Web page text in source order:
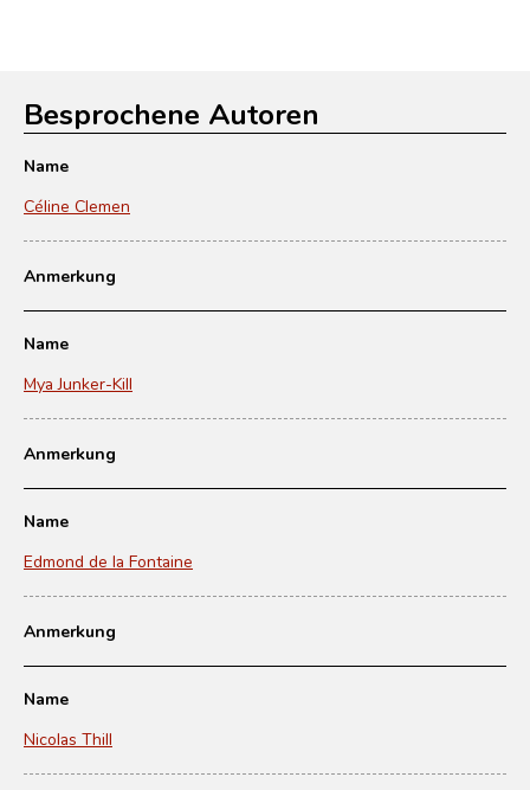
Besprochene Autoren
Name
Céline Clemen
Anmerkung
Name
Mya Junker-Kill
Anmerkung
Name
Edmond de la Fontaine
Anmerkung
Name
Nicolas Thill